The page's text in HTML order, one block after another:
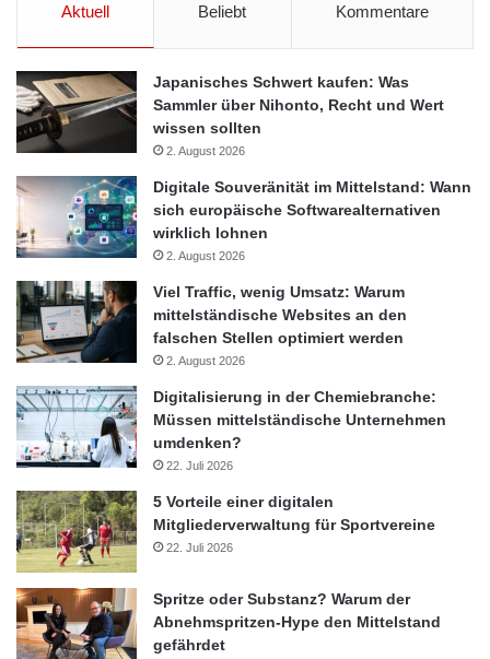
Unternehmerteams in nunmehr 60 Ländern auf allen 5
Kontinenten präsent. Das erklärte Ziel: Mehr Umsatz durch
neue Kontakte und Geschäftsempfehlungen.
Sorgt für Mehrumsatz durch konsequentes Anwenden der BNI
Richtlinien in seiner Region Kassel: Benedikt Grütz aus dem
oberbergischen Bergneustadt (NRW). © Foto: Linda Meiers Fotografie
Aktuell Beliebt Kommentare
Japanisches Schwert kaufen: Was
Sammler über Nihonto, Recht und Wert
wissen sollten
2. August 2026
Digitale Souveränität im Mittelstand: Wann
sich europäische Softwarealternativen
wirklich lohnen
2. August 2026
Viel Traffic, wenig Umsatz: Warum
mittelständische Websites an den
falschen Stellen optimiert werden
2. August 2026
Digitalisierung in der Chemiebranche:
Müssen mittelständische Unternehmen
umdenken?
22. Juli 2026
5 Vorteile einer digitalen
Mitgliederverwaltung für Sportvereine
22. Juli 2026
Spritze oder Substanz? Warum der
Abnehmspritzen-Hype den Mittelstand
gefährdet